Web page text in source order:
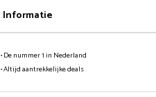
Informatie
• De nummer 1 in Nederland
• Altijd aantrekkelijke deals